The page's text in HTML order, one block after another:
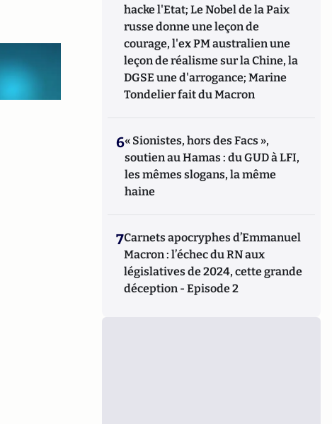
hacke l'Etat; Le Nobel de la Paix
russe donne une leçon de
courage, l'ex PM australien une
leçon de réalisme sur la Chine, la
DGSE une d'arrogance; Marine
Tondelier fait du Macron
6« Sionistes, hors des Facs »,
soutien au Hamas : du GUD à LFI,
les mêmes slogans, la même
haine
7Carnets apocryphes d’Emmanuel
Macron : l’échec du RN aux
législatives de 2024, cette grande
déception - Episode 2